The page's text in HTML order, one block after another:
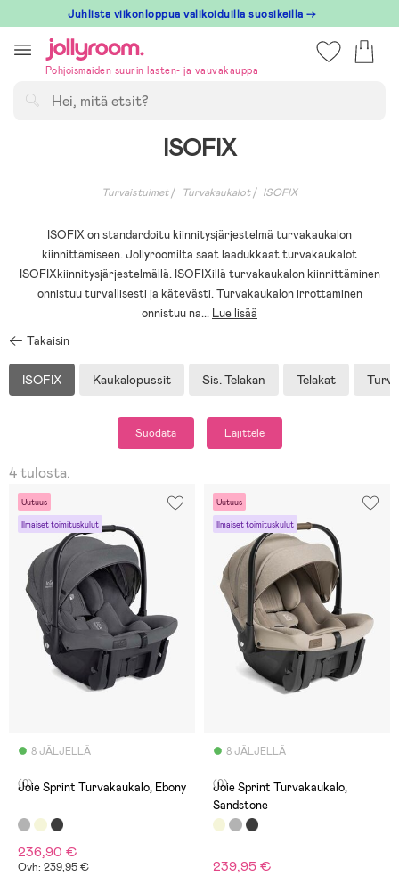
till
innehållet
Juhlista viikonloppua valikoiduilla suosikeilla →
Pohjoismaiden suurin lasten- ja vauvakauppa
ISOFIX
Turvaistuimet Turvakaukalot ISOFIX
ISOFIX on standardoitu kiinnitysjärjestelmä turvakaukalon
kiinnittämiseen. Jollyroomilta saat laadukkaat turvakaukalot
ISOFIXkiinnitysjärjestelmällä. ISOFIXillä turvakaukalon kiinnittäminen
onnistuu turvallisesti ja kätevästi. Turvakaukalon irrottaminen
onnistuu na... Lue lisää
Takaisin
ISOFIX Kaukalopussit Sis. Telakan Telakat
Suodata Lajittele
4 tulosta.
Uutuus
Ilmaiset toimituskulut
8 JÄLJELLÄ
(0)
Joie Sprint Turvakaukalo, Ebony
236,90 €
Ovh: 239,95 €
Uutuus
Ilmaiset toimituskulut
8 JÄLJELLÄ
(0)
Joie Sprint Turvakaukalo,
Sandstone
239,95 €